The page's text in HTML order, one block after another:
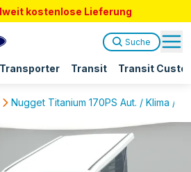
kostenlose Lieferung
Transit Transit
Suche
Nugget Titanium 170PS Aut. / Klima /